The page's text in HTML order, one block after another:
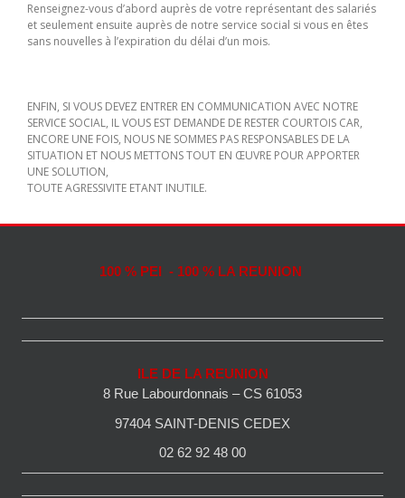
Renseignez-vous d’abord auprès de votre représentant des salariés
et seulement ensuite auprès de notre service social si vous en êtes
sans nouvelles à l’expiration du délai d’un mois.
ENFIN, SI VOUS DEVEZ ENTRER EN COMMUNICATION AVEC NOTRE
SERVICE SOCIAL, IL VOUS EST DEMANDE DE RESTER COURTOIS CAR,
ENCORE UNE FOIS, NOUS NE SOMMES PAS RESPONSABLES DE LA
SITUATION ET NOUS METTONS TOUT EN ŒUVRE POUR APPORTER
UNE SOLUTION,
TOUTE AGRESSIVITE ETANT INUTILE.
100 % PEI - 100 % LA REUNION
ILE DE LA REUNION
8 Rue Labourdonnais – CS 61053
97404 SAINT-DENIS CEDEX
02 62 92 48 00